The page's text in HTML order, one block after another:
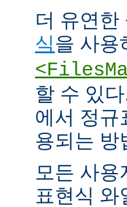
더 유연
식을 사용
할 수 있
에서 정규
용되는 방
모든 사
표현식